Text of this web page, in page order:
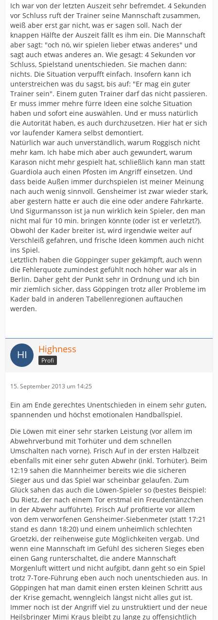
Ich war von der letzten Auszeit sehr befremdet. 4 Sekunden
vor Schluss ruft der Trainer seine Mannschaft zusammen,
weiß aber erst gar nicht, was er sagen soll. Nach der
knappen Hälfte der Auszeit fällt es ihm ein. Die Mannschaft
aber sagt: "och nö, wir spielen lieber etwas anderes" und
sagt auch etwas anderes an. Wie gesagt: 4 Sekunden vor
Schluss, Spielstand unentschieden. Sie machen dann:
nichts. Die Situation verpufft einfach. Insofern kann ich
unterstreichen was du sagst, bis auf: "Er mag ein guter
Trainer sein". Einem guten Trainer darf das nicht passieren.
Er muss immer mehre fürre Ideen eine solche Situation
haben und sofort eine auswählen. Und er muss natürlich
die Autorität haben, es auch durchzusetzen. Hier hat er sich
vor laufender Kamera selbst demontiert.
Natürlich war auch unverständlich, warum Roggisch nicht
mehr kam. Ich habe mich aber auch gewundert, warum
Karason nicht mehr gespielt hat, schließlich kann man statt
Guardiola auch einen Pfosten im Angriff einsetzen. Und
dass beide Außen immer durchspielen ist meiner Meinung
nach auch wenig sinnvoll. Gensheimer ist zwar wieder stark,
aber gestern hatte er auch die eine oder andere Fahrkarte.
Und Sigurmansson ist ja nun wirklich kein Spieler, den man
nicht mal für 10 min. bringen könnte (oder ist er verletzt?).
Obwohl der Kader breiter ist, wird irgendwie weiter auf
Verschleiß gefahren, und frische Ideen kommen auch nicht
ins Spiel.
Letztlich haben die Göppinger super gekämpft, auch wenn
die Fehlerquote zumindest gefühlt noch höher war als in
Berlin. Daher geht der Punkt sehr in Ordnung und ich bin
mir ziemlich sicher, dass Göppingen trotz aller Probleme im
Kader bald in anderen Tabellenregionen auftauchen
werden.
Highness
Profi
15. September 2013 um 14:25
Ein am Ende gerechtes Unentschieden in einem sehr guten,
spannenden und höchst emotionalen Handballspiel.
Die Löwen mit einer sehr starken Leistung (vor allem im
Abwehrverbund mit Torhüter und dem schnellen
Umschalten nach vorne). Frisch Auf in der ersten Halbzeit
ebenfalls mit einer sehr guten Abwehr (inkl. Torhüter). Beim
12:19 sahen die Mannheimer bereits wie die sicheren
Sieger aus und das Spiel war scheinbar gelaufen. Zum
Glück sahen das auch die Löwen-Spieler so (bestes Beispiel:
Du Rietz, der nach einem Tor erstmal ein Freudentänzchen
in der Abwehr aufführte). Frisch Auf profitierte vor allem
von dem verworfenen Gensheimer-Siebenmeter (statt 17:21
stand es dann 18:20) und einem unheimlich schlechten
Groetzki, der reihenweise gute Möglichkeiten vergab. Und
wenn eine Mannschaft im Gefühl des sicheren Sieges eben
einen Gang runterschaltet, die andere Mannschaft
Morgenluft wittert und nicht aufgibt, dann geht so ein Spiel
trotz 7-Tore-Führung eben auch noch unentschieden aus. In
Göppingen hat man damit einen ersten kleinen Schritt aus
der Krise gemacht, wenngleich längst nicht alles gut ist.
Immer noch ist der Angriff viel zu unstruktiert und der neue
Heilsbringer Mimi Kraus bleibt zu lange zu offensichtlich